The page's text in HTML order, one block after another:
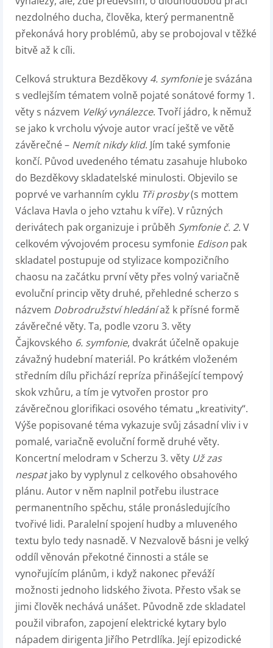
nezdolného ducha, člověka, který permanentně
překonává hory problémů, aby se probojoval v těžké
bitvě až k cíli.
Celková struktura Bezděkovy 4. symfonieje svázána
s vedlejším tématem volně pojaté sonátové formy 1.
věty s názvem Velký vynálezce. Tvoří jádro, k němuž
se jako k vrcholu vývoje autor vrací ještě ve větě
závěrečné – Nemít nikdy klid. Jím také symfonie
končí. Původ uvedeného tématu zasahuje hluboko
do Bezděkovy skladatelské minulosti. Objevilo se
poprvé ve varhanním cyklu Tři prosby(s mottem
Václava Havla o jeho vztahu k víře). V různých
derivátech pak organizuje i průběh Symfonie č. 2. V
celkovém vývojovém procesu symfonie Edison pak
skladatel postupuje od stylizace kompozičního
chaosu na začátku první věty přes volný variačně
evoluční princip věty druhé, přehledné scherzo s
názvem Dobrodružství hledáníaž k přísné formě
závěrečné věty. Ta, podle vzoru 3. věty
Čajkovského 6. symfonie, dvakrát účelně opakuje
závažný hudební materiál. Po krátkém vloženém
středním dílu přichází repríza přinášející tempový
skok vzhůru, a tím je vytvořen prostor pro
závěrečnou glorifikaci osového tématu „kreativity“.
Výše popisované téma vykazuje svůj zásadní vliv i v
pomalé, variačně evoluční formě druhé věty.
Koncertní melodram v Scherzu 3. věty Už zas
nespatjako by vyplynul z celkového obsahového
plánu. Autor v něm naplnil potřebu ilustrace
permanentního spěchu, stále pronásledujícího
tvořivé lidi. Paralelní spojení hudby a mluveného
textu bylo tedy nasnadě. V Nezvalově básni je velký
oddíl věnován překotné činnosti a stále se
vynořujícím plánům, i když nakonec převáží
možnosti jednoho lidského života. Přesto však se
jimi člověk nechává unášet. Původně zde skladatel
použil vibrafon, zapojení elektrické kytary bylo
nápadem dirigenta Jiřího Petrdlíka. Její epizodické